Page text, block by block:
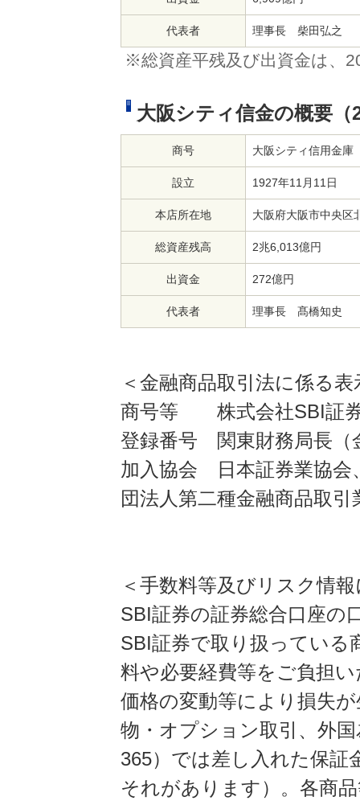
代表者 理事長 柴田弘之
※総資産平残及び出資金は、
大阪シティ信金の概要（
商号 大阪シティ信用金庫
設立 1927年11月11日
本店所在地 大阪府大阪市中央区
総資産残高 2兆6,013億円
出資金 272億円
代表者 理事長 髙橋知史
＜金融商品取引法に係る表
商号等 株式会社SBI証
登録番号 関東財務局長（
加入協会 日本証券業協会
団法人第二種金融商品取引
＜手数料等及びリスク情
SBI証券の証券総合口座の
SBI証券で取り扱っている
料や必要経費等をご負担
価格の変動等により損失
物・オプション取引、外
365）では差し入れた保証
それがあります）。各商